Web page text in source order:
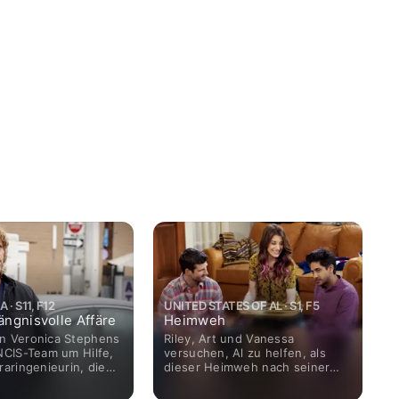
· S11, F12
Affäre
Veronica Stephens
Team um Hilfe,
die
UNITED STATES OF AL · S1, F5
Heimweh
Riley, Art und Vanessa
versuchen, Al zu helfen, als
dieser Heimweh nach seiner